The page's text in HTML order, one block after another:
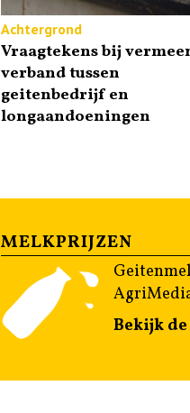
Achtergrond
Vraagtekens bij
verband tussen
geitenbedrijf en
longaandoeningen
MELKPRIJZEN
Bekijk